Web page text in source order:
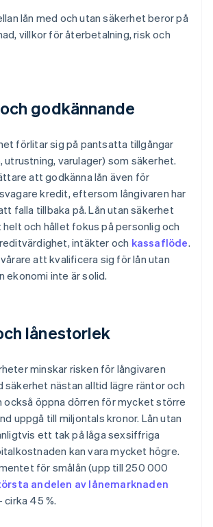
lån med och utan säkerhet beror på
villkor för återbetalning, risk och
godkännande
förlitar sig på pantsatta tillgångar
utrustning, varulager) som säkerhet.
att godkänna lån även för
kredit, eftersom långivaren har
falla tillbaka på. Lån utan säkerhet
och hållet fokus på personlig och
intäkter och kassaflöde.
att kvalificera sig för lån utan
ekonomi inte är solid.
lånestorlek
minskar risken för långivaren
säkerhet nästan alltid lägre räntor och
också öppna dörren för mycket större
uppgå till miljontals kronor. Lån utan
ett tak på låga sexsiffriga
kan vara mycket högre.
för smålån (upp till 250 000
andelen av lånemarknaden
cirka 45 %.